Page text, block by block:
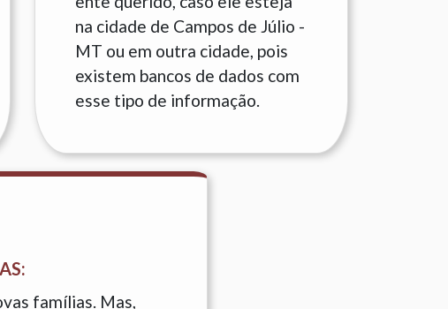
na cidade de Campos de Júlio -
MT ou em outra cidade, pois
existem bancos de dados com
esse tipo de informação.
famílias. Mas,